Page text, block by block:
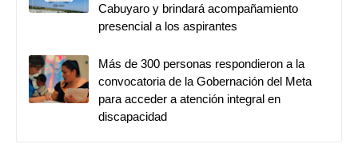
Cabuyaro y brindará acompañamiento
presencial a los aspirantes
Más de 300 personas respondieron a la
convocatoria de la Gobernación del Meta
para acceder a atención integral en
discapacidad